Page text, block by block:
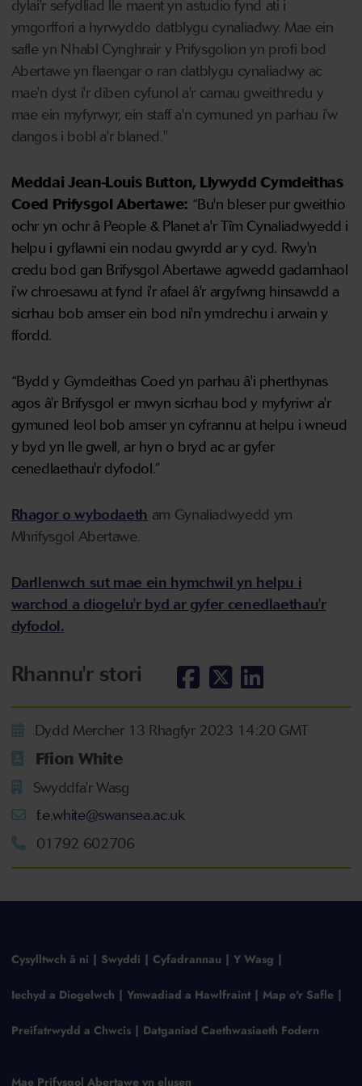
dylai'r sefydliad lle maent yn astudio fynd ati i
ymgorffori a hyrwyddo datblygu cynaliadwy. Mae ein
safle yn Nhabl Cynghrair y Prifysgolion yn profi bod
Abertawe yn flaengar o ran datblygu cynaliadwy ac
mae'n dyst i'r diben cyfunol a'r camau gweithredu y
mae ein myfyrwyr, ein staff a'n cymuned yn parhau i'w
dangos i bobl a'r blaned."
Meddai Jean-Louis Button, Llywydd Cymdeithas
Coed Prifysgol Abertawe: “Bu'n bleser pur gweithio
ochr yn ochr â People & Planet a'r Tîm Cynaliadwyedd i
helpu i gyflawni ein nodau gwyrdd ar y cyd. Rwy'n
credu bod gan Brifysgol Abertawe agwedd gadarnhaol
i’w chroesawu at fynd i'r afael â'r argyfwng hinsawdd a
sicrhau bob amser ein bod ni'n ymdrechu i arwain y
ffordd.
“Bydd y Gymdeithas Coed yn parhau â'i pherthynas
agos â'r Brifysgol er mwyn sicrhau bod y myfyriwr a'r
gymuned leol bob amser yn cyfrannu at helpu i wneud
y byd yn lle gwell, ar hyn o bryd ac ar gyfer
cenedlaethau'r dyfodol.”
Rhagor o wybodaeth am Gynaliadwyedd ym
Mhrifysgol Abertawe.
Darllenwch sut mae ein hymchwil yn helpu i
warchod a diogelu'r byd ar gyfer cenedlaethau'r
dyfodol.
Rhannu'r stori
Dydd Mercher 13 Rhagfyr 2023 14:20 GMT
Ffion White
Swyddfa'r Wasg
f.e.white@swansea.ac.uk
01792 602706
Cysylltwch â ni Swyddi Cyfadrannau Y Wasg
Iechyd a Diogelwch Ymwadiad a Hawlfraint Map o'r Safle
Preifatrwydd a Chwcis Datganiad Caethwasiaeth Fodern
Mae Prifysgol Abertawe yn elusen